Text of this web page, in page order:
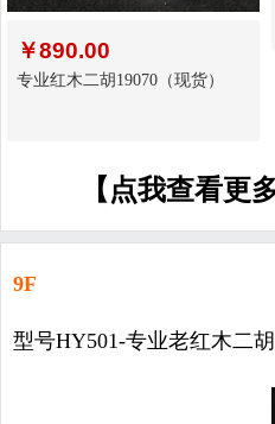
￥890.00
专业红木二胡19070（现货）
【点我查看更
9F
型号HY501-专业老红木二